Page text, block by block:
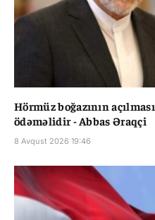
Hörmüz boğazının
ödəməlidir - Abbas Əraqçi
8 Avqust 2026 19:46